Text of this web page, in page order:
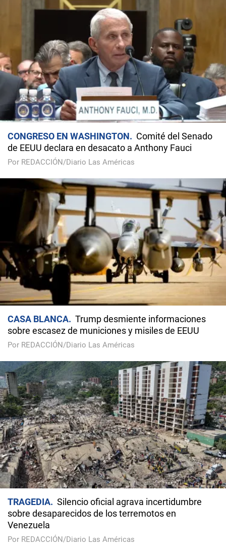
CONGRESO EN WASHINGTON
Comité del Senado
de EEUU declara en desacato a Anthony Fauci
Por REDACCIÓN/Diario Las Américas
CASA BLANCA
Trump desmiente informaciones
sobre escasez de municiones y misiles de EEUU
Por REDACCIÓN/Diario Las Américas
TRAGEDIA
Silencio oficial agrava incertidumbre
sobre desaparecidos de los terremotos en
Venezuela
Por REDACCIÓN/Diario Las Américas